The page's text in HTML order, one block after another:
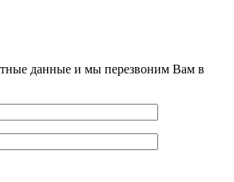
данные и мы перезвоним Вам в